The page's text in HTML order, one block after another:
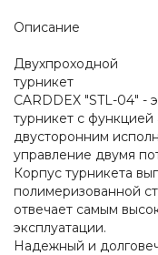
Описание
Двухпроходной
турникет
CARDDEX "STL-04" -
турникет с функцией
двусторонним
управление двумя
Корпус турникета
полимеризованной
отвечает самым
эксплуатации.
Надежный и